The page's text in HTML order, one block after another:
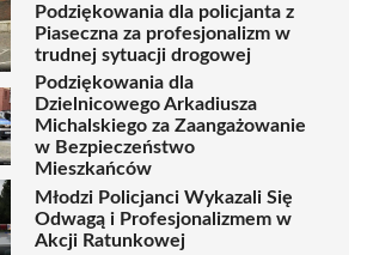
Podziękowania dla policjanta z
Piaseczna za profesjonalizm w
trudnej sytuacji drogowej
Podziękowania dla
Dzielnicowego Arkadiusza
Michalskiego za Zaangażowanie
w Bezpieczeństwo
Mieszkańców
Młodzi Policjanci Wykazali Się
Odwagą i Profesjonalizmem w
Akcji Ratunkowej